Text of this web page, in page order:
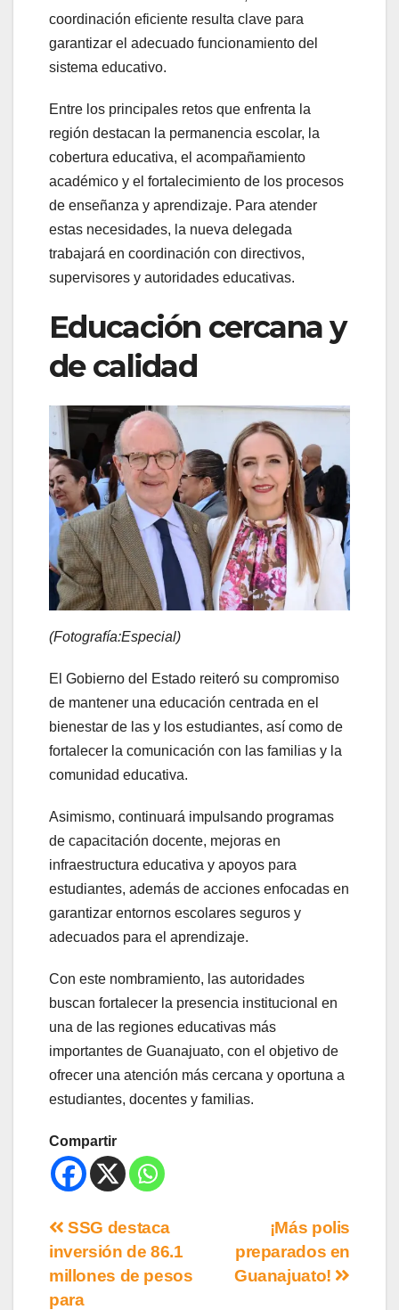
coordinación eficiente resulta clave para
garantizar el adecuado funcionamiento del
sistema educativo.
Entre los principales retos que enfrenta la
región destacan la permanencia escolar, la
cobertura educativa, el acompañamiento
académico y el fortalecimiento de los procesos
de enseñanza y aprendizaje. Para atender
estas necesidades, la nueva delegada
trabajará en coordinación con directivos,
supervisores y autoridades educativas.
Educación cercana y
de calidad
(Fotografía:Especial)
El Gobierno del Estado reiteró su compromiso
de mantener una educación centrada en el
bienestar de las y los estudiantes, así como de
fortalecer la comunicación con las familias y la
comunidad educativa.
Asimismo, continuará impulsando programas
de capacitación docente, mejoras en
infraestructura educativa y apoyos para
estudiantes, además de acciones enfocadas en
garantizar entornos escolares seguros y
adecuados para el aprendizaje.
Con este nombramiento, las autoridades
buscan fortalecer la presencia institucional en
una de las regiones educativas más
importantes de Guanajuato, con el objetivo de
ofrecer una atención más cercana y oportuna a
estudiantes, docentes y familias.
Compartir
¡Más polis
preparados en
Guanajuato!
SSG destaca
inversión de 86.1
millones de pesos
para